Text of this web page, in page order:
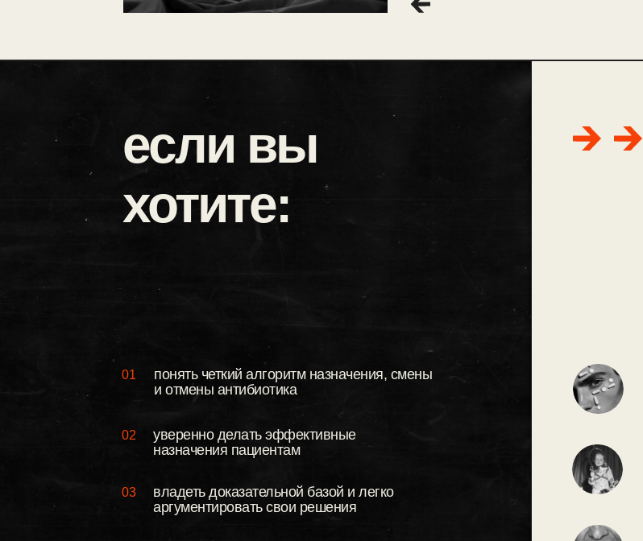
понять четкий алгоритм назначения, смены
и отмены антибиотика
01
02
03
если вы
хотите:
уверенно делать эффективные
назначения пациентам
владеть доказательной базой и легко
аргументировать свои решения